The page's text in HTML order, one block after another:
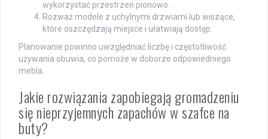
wykorzystać przestrzeń pionowo.
Rozważ modele z uchylnymi drzwiami lub wiszące,
które oszczędzają miejsce i ułatwiają dostęp.
Planowanie powinno uwzględniać liczbę i częstotliwość
używania obuwia, co pomoże w doborze odpowiedniego
mebla.
Jakie rozwiązania zapobiegają gromadzeniu
się nieprzyjemnych zapachów w szafce na
buty?